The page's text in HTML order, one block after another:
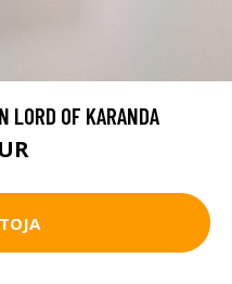
LORD OF KARANDA